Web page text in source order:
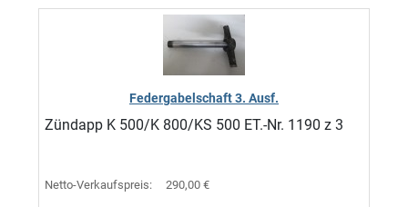
Federgabelschaft 3. Ausf.
Zündapp K 500/K 800/KS 500 ET.-Nr. 1190 z 3
Netto-Verkaufspreis: 290,00 €